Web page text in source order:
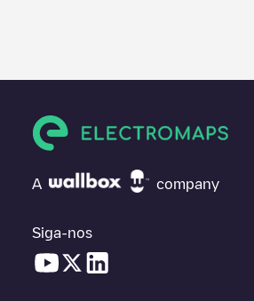
A company
Siga-nos